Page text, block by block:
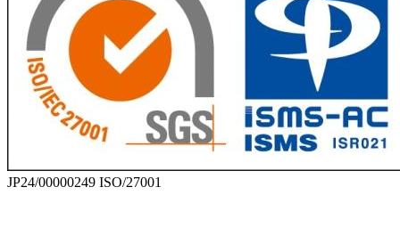
JP24/00000249 ISO/27001